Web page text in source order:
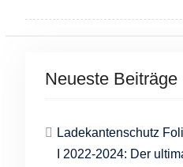
Neueste Beiträge
Ladekantenschutz
I 2022-2024: Der